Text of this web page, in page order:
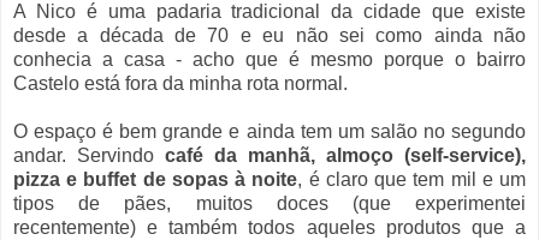
A Nico é uma padaria tradicional da cidade que existe
desde a década de 70 e eu não sei como ainda não
conhecia a casa - acho que é mesmo porque o bairro
Castelo está fora da minha rota normal.
O espaço é bem grande e ainda tem um salão no segundo
andar. Servindo café da manhã, almoço (self-service),
pizza e buffet de sopas à noite, é claro que tem mil e um
tipos de pães, muitos doces (que experimentei
recentemente) e também todos aqueles produtos que a